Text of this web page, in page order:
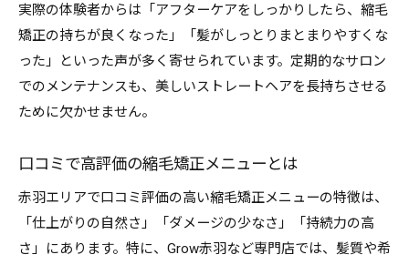
実際の体験者からは「アフターケアをしっかりしたら、縮毛
矯正の持ちが良くなった」「髪がしっとりまとまりやすくな
った」といった声が多く寄せられています。定期的なサロン
でのメンテナンスも、美しいストレートヘアを長持ちさせる
ために欠かせません。
口コミで高評価の縮毛矯正メニューとは
赤羽エリアで口コミ評価の高い縮毛矯正メニューの特徴は、
「仕上がりの自然さ」「ダメージの少なさ」「持続力の高
さ」にあります。特に、Grow赤羽など専門店では、髪質や希